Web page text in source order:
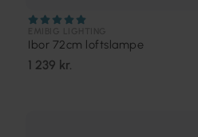
Ibor 72cm loftslampe
1 239 kr.